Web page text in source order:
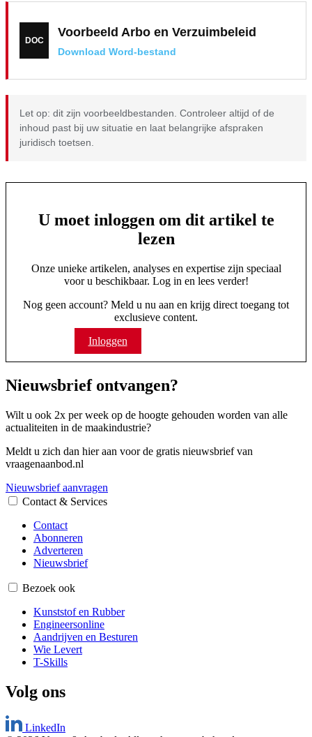
DOC
Voorbeeld Arbo en Verzuimbeleid
Download Word-bestand
Let op: dit zijn voorbeeldbestanden. Controleer altijd of de
inhoud past bij uw situatie en laat belangrijke afspraken
juridisch toetsen.
U moet inloggen om dit artikel te
lezen
Onze unieke artikelen, analyses en expertise zijn speciaal
voor u beschikbaar. Log in en lees verder!
Nog geen account? Meld u nu aan en krijg direct toegang tot
exclusieve content.
Inloggen
Nieuwsbrief ontvangen?
Wilt u ook 2x per week op de hoogte gehouden worden van alle
actualiteiten in de maakindustrie?
Meldt u zich dan hier aan voor de gratis nieuwsbrief van
vraagenaanbod.nl
Nieuwsbrief aanvragen
Contact & Services
Contact
Abonneren
Adverteren
Nieuwsbrief
Bezoek ook
Kunststof en Rubber
Engineersonline
Aandrijven en Besturen
Wie Levert
T-Skills
Volg ons
LinkedIn